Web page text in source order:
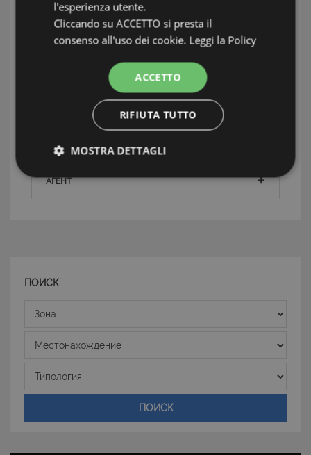
Mare e Posti auto
СостояниеOttime Subito Abitabile
ИНФОРМАЦИЯ: БАЕ ДЕЛЬ ЛЕВАНТЕ
TAG: Частные дома и виллы, Сестри Леванте,
АГЕНТ
ПОИСК
Зона
Местонахождение
Типология
ПОИСК
l'esperienza utente.
Cliccando su ACCETTO si presta il
consenso all'uso dei cookie. Leggi la Policy
ACCETTO
RIFIUTA TUTTO
MOSTRA DETTAGLI
Strettamente necessari e Statistiche
cookie strettamente necessari.